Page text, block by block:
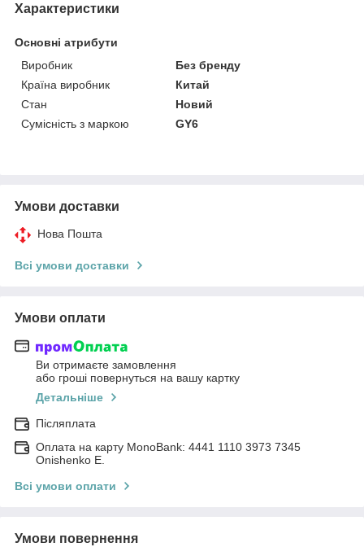
Характеристики
Основні атрибути
Виробник
Без бренду
Країна виробник
Китай
Стан
Новий
Сумісність з маркою
GY6
Умови доставки
Нова Пошта
Всі умови доставки
Умови оплати
Ви отримаєте замовлення
або гроші повернуться на вашу картку
Детальніше
Післяплата
Оплата на карту MonoBank: 4441 1110 3973 7345
Onishenko E.
Всі умови оплати
Умови повернення